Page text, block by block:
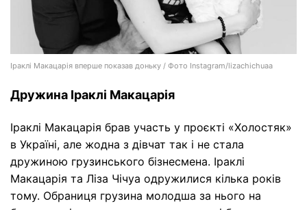
Іраклі Макацарія вперше показав доньку / Фото Instagram/lizachichuaa
Дружина Іраклі Макацарія
Іраклі Макацарія брав участь у проєкті «Холостяк»
в Україні, але жодна з дівчат так і не стала
дружиною грузинського бізнесмена. Іраклі
Макацарія та Ліза Чічуа одружилися кілька років
тому. Обраниця грузина молодша за нього на